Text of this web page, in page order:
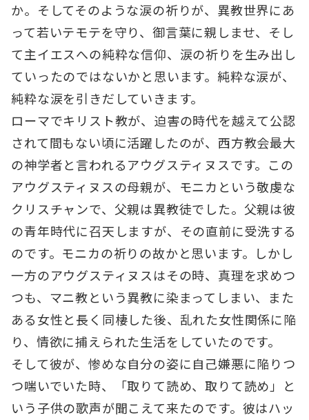
か。そしてそのような涙の祈りが、異教世界にあ
って若いテモテを守り、御言葉に親しませ、そし
て主イエスへの純粋な信仰、涙の祈りを生み出し
ていったのではないかと思います。純粋な涙が、
純粋な涙を引きだしていきます。
ローマでキリスト教が、迫害の時代を越えて公認
されて間もない頃に活躍したのが、西方教会最大
の神学者と言われるアウグスティヌスです。この
アウグスティヌスの母親が、モニカという敬虔な
クリスチャンで、父親は異教徒でした。父親は彼
の青年時代に召天しますが、その直前に受洗する
のです。モニカの祈りの故かと思います。しかし
一方のアウグスティヌスはその時、真理を求めつ
つも、マニ教という異教に染まってしまい、また
ある女性と長く同棲した後、乱れた女性関係に陥
り、情欲に捕えられた生活をしていたのです。
そして彼が、惨めな自分の姿に自己嫌悪に陥りつ
つ喘いでいた時、「取りて読め、取りて読め」と
いう子供の歌声が聞こえて来たのです。彼はハッ